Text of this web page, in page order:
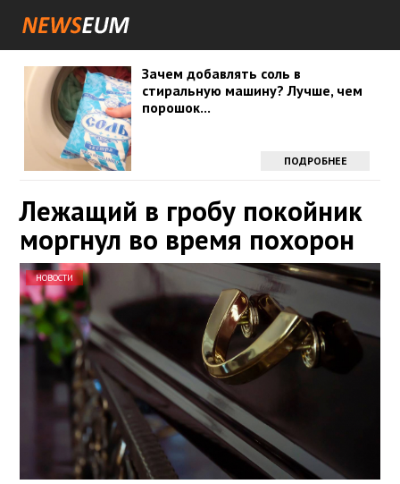
Зачем добавлять соль в
стиральную машину? Лучше, чем
порошок...
ПОДРОБНЕЕ
Лежащий в гробу покойник
моргнул во время похорон
НОВОСТИ